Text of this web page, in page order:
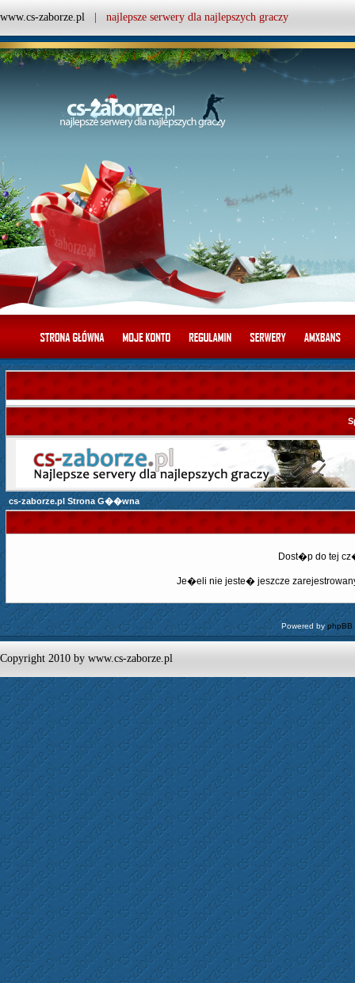
www.cs-zaborze.pl | najlepsze serwery dla najlepszych graczy
cs-zaborze.pl Strona G��wna
Dost�p do tej
Je�eli nie jeste� jeszcze
Powered byphpBB
Copyright 2010 by www.cs-zaborze.pl